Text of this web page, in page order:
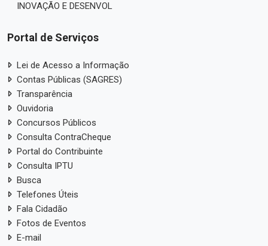
INOVAÇÃO E DESENVOL
Portal de Serviços
Lei de Acesso a Informação
Contas Públicas (SAGRES)
Transparência
Ouvidoria
Concursos Públicos
Consulta ContraCheque
Portal do Contribuinte
Consulta IPTU
Busca
Telefones Úteis
Fala Cidadão
Fotos de Eventos
E-mail